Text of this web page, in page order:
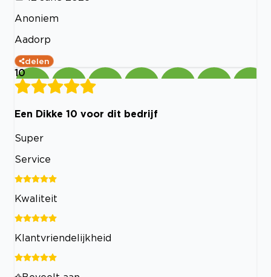
Anoniem
Aadorp
delen
10
Een Dikke 10 voor dit bedrijf
Super
Service
Kwaliteit
Klantvriendelijkheid